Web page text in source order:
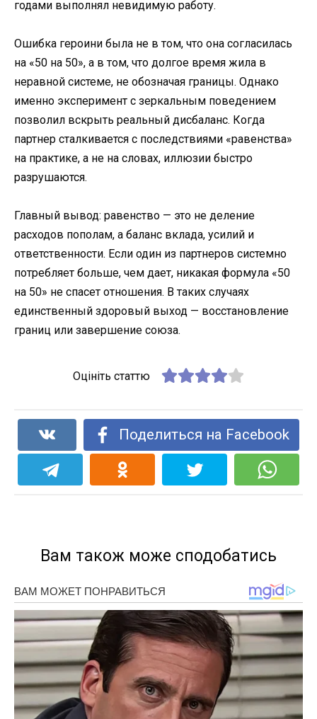
годами выполнял невидимую работу.
Ошибка героини была не в том, что она согласилась
на «50 на 50», а в том, что долгое время жила в
неравной системе, не обозначая границы. Однако
именно эксперимент с зеркальным поведением
позволил вскрыть реальный дисбаланс. Когда
партнер сталкивается с последствиями «равенства»
на практике, а не на словах, иллюзии быстро
разрушаются.
Главный вывод: равенство — это не деление
расходов пополам, а баланс вклада, усилий и
ответственности. Если один из партнеров системно
потребляет больше, чем дает, никакая формула «50
на 50» не спасет отношения. В таких случаях
единственный здоровый выход — восстановление
границ или завершение союза.
Оцініть статтю
Поделиться на Facebook
Вам також може сподобатись